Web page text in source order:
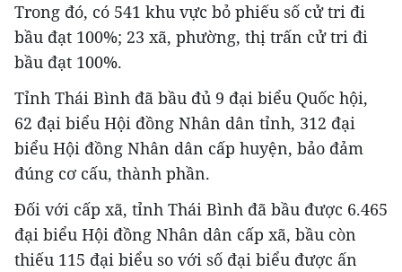
Trong đó, có 541 khu vực bỏ phiếu số cử tri đi
bầu đạt 100%; 23 xã, phường, thị trấn cử tri đi
bầu đạt 100%.
Tỉnh Thái Bình đã bầu đủ 9 đại biểu Quốc hội,
62 đại biểu Hội đồng Nhân dân tỉnh, 312 đại
biểu Hội đồng Nhân dân cấp huyện, bảo đảm
đúng cơ cấu, thành phần.
Đối với cấp xã, tỉnh Thái Bình đã bầu được 6.465
đại biểu Hội đồng Nhân dân cấp xã, bầu còn
thiếu 115 đại biểu so với số đại biểu được ấn